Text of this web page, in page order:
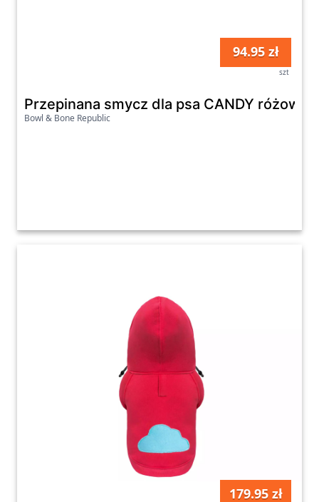
94.95 zł
szt
Przepinana smycz dla psa CANDY różowa
Bowl & Bone Republic
179.95 zł